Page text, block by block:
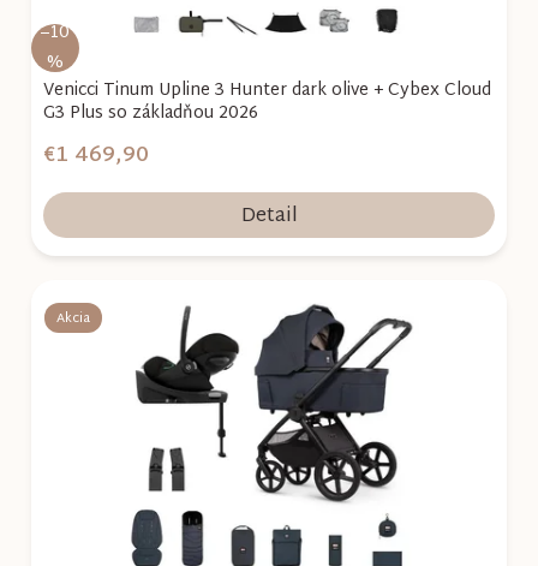
–10
%
Venicci Tinum Upline 3 Hunter dark olive + Cybex Cloud
G3 Plus so základňou 2026
€1 469,90
Detail
Akcia